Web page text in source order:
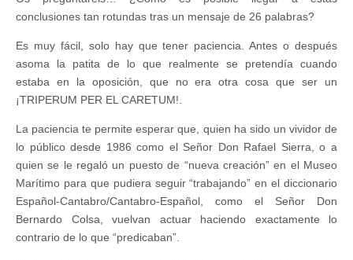
conclusiones tan rotundas tras un mensaje de 26 palabras?
Es muy fácil, solo hay que tener paciencia. Antes o después
asoma la patita de lo que realmente se pretendía cuando
estaba en la oposición, que no era otra cosa que ser un
¡TRIPERUM PER EL CARETUM!.
La paciencia te permite esperar que, quien ha sido un vividor de
lo público desde 1986 como el Señor Don Rafael Sierra, o a
quien se le regaló un puesto de “nueva creación” en el Museo
Marítimo para que pudiera seguir “trabajando” en el diccionario
Español-Cantabro/Cantabro-Español, como el Señor Don
Bernardo Colsa, vuelvan actuar haciendo exactamente lo
contrario de lo que “predicaban”.